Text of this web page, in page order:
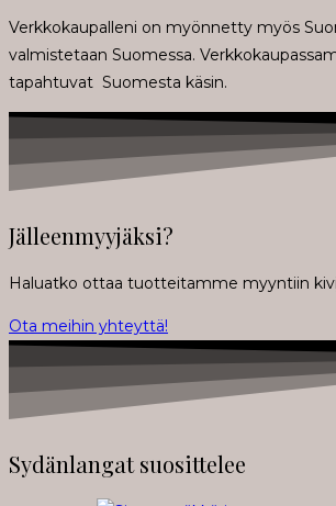
Verkkokaupalleni on myönnetty myös
valmistetaan Suomessa.
tapahtuvat Suomesta käsin.
Jälleenmyyjäksi?
Haluatko ottaa tuotteitamme myyntiin
Ota meihin yhteyttä!
Sydänlangat suosittelee